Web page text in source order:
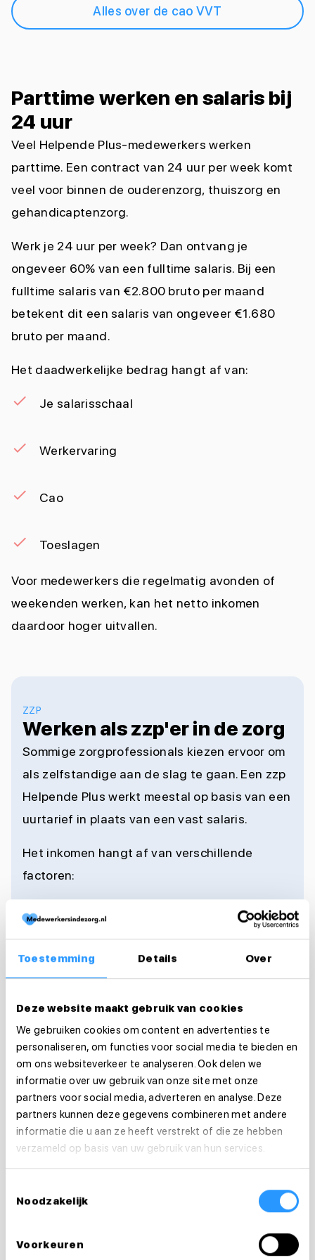
Toestemming Details Over
Deze website maakt gebruik van cookies
We gebruiken cookies om content en advertenties te
personaliseren, om functies voor social media te bieden en
om ons websiteverkeer te analyseren. Ook delen we
informatie over uw gebruik van onze site met onze
partners voor social media, adverteren en analyse. Deze
partners kunnen deze gegevens combineren met andere
informatie die u aan ze heeft verstrekt of die ze hebben
verzameld op basis van uw gebruik van hun services.
Noodzakelijk
Voorkeuren
Alles over de cao VVT
Parttime werken en salaris bij
24 uur
Veel Helpende Plus-medewerkers werken
parttime. Een contract van 24 uur per week komt
veel voor binnen de ouderenzorg, thuiszorg en
gehandicaptenzorg.
Werk je 24 uur per week? Dan ontvang je
ongeveer 60% van een fulltime salaris. Bij een
fulltime salaris van €2.800 bruto per maand
betekent dit een salaris van ongeveer €1.680
bruto per maand.
Het daadwerkelijke bedrag hangt af van:
Je salarisschaal
Werkervaring
Cao
Toeslagen
Voor medewerkers die regelmatig avonden of
weekenden werken, kan het netto inkomen
daardoor hoger uitvallen.
ZZP
Werken als zzp'er in de zorg
Sommige zorgprofessionals kiezen ervoor om
als zelfstandige aan de slag te gaan. Een zzp
Helpende Plus werkt meestal op basis van een
uurtarief in plaats van een vast salaris.
Het inkomen hangt af van verschillende
factoren:
Het aantal gewerkte uren
Regio en opdrachtgever
Eigen kosten en verzekeringen
Hoewel het bruto inkomen vaak hoger lijkt dan
in loondienst, betaal je als zelfstandige zelf
onder meer belastingen, verzekeringen en
pensioenvoorzieningen.
Daarom is het belangrijk om niet alleen naar
het tarief te kijken, maar naar het totale